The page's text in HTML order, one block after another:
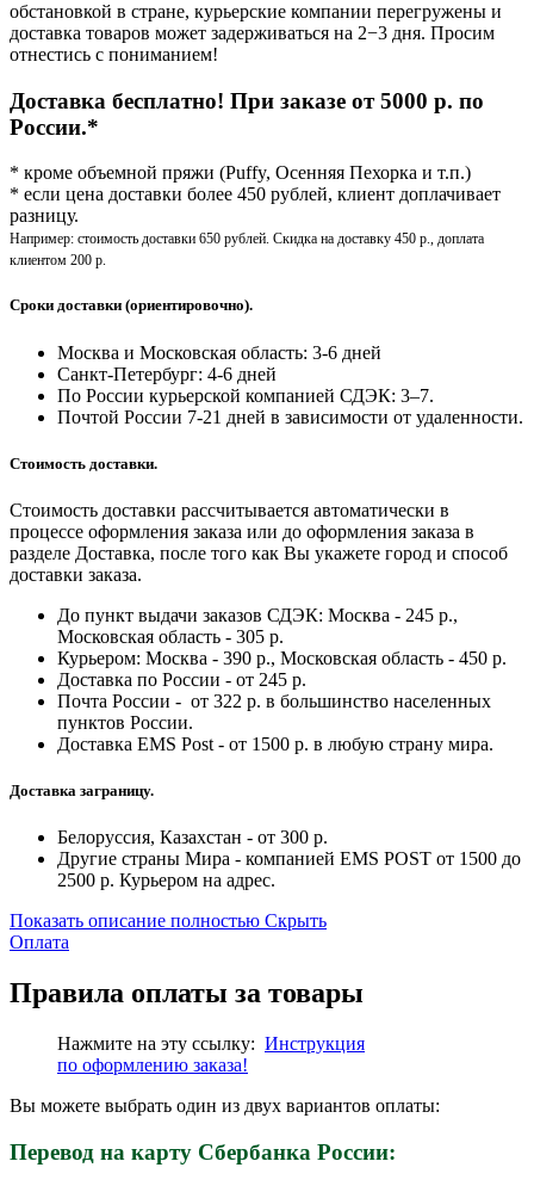
обстановкой в стране, курьерские компании перегружены и
доставка товаров может задерживаться на 2−3 дня. Просим
отнестись с пониманием!
Доставка бесплатно! При заказе от 5000 р. по
России.*
* кроме объемной пряжи (Puffy, Осенняя Пехорка и т.п.)
* если цена доставки более 450 рублей, клиент доплачивает
разницу.
Например: стоимость доставки 650 рублей. Скидка на доставку 450 р., доплата
клиентом 200 р.
Сроки доставки (ориентировочно).
Москва и Московская область: 3-6 дней
Санкт-Петербург: 4-6 дней
По России курьерской компанией СДЭК: 3–7.
Почтой России 7-21 дней в зависимости от удаленности.
Стоимость доставки.
Стоимость доставки рассчитывается автоматически в
процессе оформления заказа или до оформления заказа в
разделе Доставка, после того как Вы укажете город и способ
доставки заказа.
До пункт выдачи заказов СДЭК: Москва - 245 р.,
Московская область - 305 р.
Курьером: Москва - 390 р., Московская область - 450 р.
Доставка по России - от 245 р.
Почта России - от 322 р. в большинство населенных
пунктов России.
Доставка EMS Post - от 1500 р. в любую страну мира.
Доставка заграницу.
Белоруссия, Казахстан - от 300 р.
Другие страны Мира - компанией EMS POST от 1500 до
2500 р. Курьером на адрес.
Показать описание полностью Скрыть
Оплата
Правила оплаты за товары
Нажмите на эту ссылку: Инструкция
по оформлению заказа!
Вы можете выбрать один из двух вариантов оплаты:
Перевод на карту Сбербанка России: